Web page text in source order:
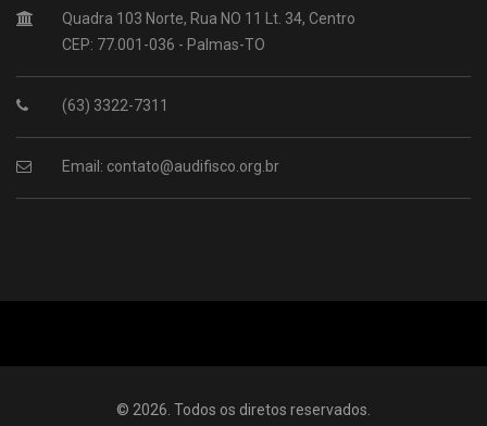
Quadra 103 Norte, Rua NO 11 Lt. 34, Centro
CEP: 77.001-036 - Palmas-TO
(63) 3322-7311
Email: contato@audifisco.org.br
© 2026. Todos os diretos reservados.